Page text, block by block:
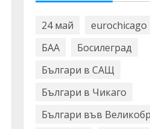
24 май eurochicago
БАА
Босилеград
Българи в САЩ
Българи в Чикаго
Българи във